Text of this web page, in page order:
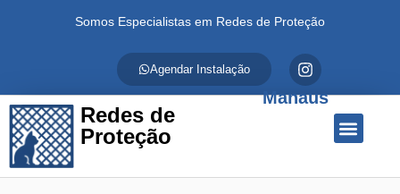
Somos Especialistas em Redes de Proteção
Agendar Instalação
Redes de
Proteção
Manaus